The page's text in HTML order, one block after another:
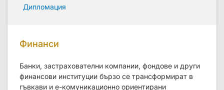
Дипломация
Финанси
Банки, застрахователни компании, фондове и други
финансови институции бързо се трансформират в
гъвкави и е-комуникационно ориентирани